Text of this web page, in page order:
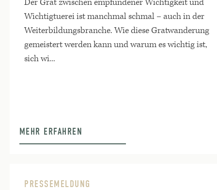
Wichtigtuerei ist manchmal schmal – auch in der
Weiterbildungsbranche. Wie diese Gratwanderung
gemeistert werden kann und warum es wichtig ist,
sich wi...
MEHR ERFAHREN
PRESSEMELDUNG